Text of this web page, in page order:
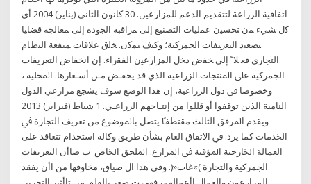
اتفاقية الزراعة لتتقديم الدعم للمزارعين. 30 كانون الثاني (يناير) 2004 أي
ﮐل ﺸﻲء ﻤن ﺘﺤﺴﻴن ﻋﻤﻟﻴﺎت اﻟﺘﺼﻨﻴﻊ إﻟﯽ ﻤراﻗﺒﺔ اﻟﺠودة إﻟﯽ ﻤﻌﺎﻟﺠﺔ ﻗﻀﺎﻴﺎ
ﺘﺼﻌﻴد اﻟﺘﻌرﻴﻔﺎت اﻟﺠﻤرﮐﻴﺔ؛ وﮐﻴف ﻴﻤﮐن. ﺨﻟق ﻋﻼﻗﺎت ﻤﻨﻔﻌﺔ اﻟﻨظﺎم
اﻟﺘﺠﺎري ﻓﻌ ﻼﹰ إﻟﯽ ﺨﻔض دﺨل اﻟﻤزارﻋﻴن اﻟﻔﻘراء. إن اﻧﺨﻔﺎض اﻟﺘﻌﺮﻳﻔﺎت
اﻟﺠﻤﺮﻛﻴﺔ ﻋﲆ اﳌﻨﺘﺠﺎت اﻟﺰراﻋﻴﺔ اﻟﺬي ﻗﺪ ﻳﺨﻔـﺾ ﻣـﻦ أﺳـﻌﺎرﻫﺎ. اﳌﺤﻠﻴﺔ ،
وﺧﺼﻮﺻﺎ ﰲ دول اﻟﺰراﻋﻴﺔ، إن ﻫﺬا اﻟﻮﺿﻊ ﺳﻮف ﻳﺸﺠﻊ ﻣﺰارﻋﻲ اﻟﺪول
اﻟﻨﺎﻣﻴﺔ اﻟﺬﻳﻦ ﺗﻮﻗﻔﻮا أو ﻗﻠﻠﻮا ﻣﻦ إﻧﺘـﺎﺟﻬﻢ اﻟﺰراﻋـﻲ. 1 شباط (فبراير) 2013
وﻳﻘﺪم اﳌﺮﻓﻖ اﻟﺜﺎﻟﺚ ﻣﻘﺘﻄﻔﴼ ﻳﺘﺼﻞ ﺑﺎﳌﻮﺿﻮع ﻣﻦ ﺗﻌﺮﻳﻒ اﻟﺘﺠﺎرة ﰲ
اﳋﺪﻣﺎت ﮐﻤﺎ ﻳﺮد. ﰲ اﻻﺗﻔﺎق اﻟﻌﺎم ﺑﺸﺄن ﻃﺮﻳﻖ وﮐﺎﻟﺔ اﺳﺘﺨﺪام ﺗﺘﻌﺎﻗﺪ ﻋﻠﻰ
اﻟﻌﻤﺎﻟﺔ اﳋﺎرﺟﻴﺔ اﳌﺆﻗﺘﺔ ﰲ اﳌﺰارع. اﳌﻠﺤﻖ اﳋﺎص ب صاأن التعريفات
الجمركية والتجارة )»غات«(. وفي هذا ال صياق، مخاوفها من اأن يفقد